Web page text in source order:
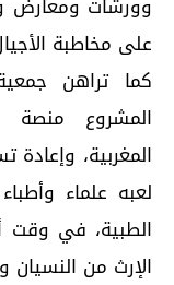
على مخاطبة
كما تراهن
المشروع منصة
المغربية،
لعبه علماء
الطبية، في وقت
الإرث من